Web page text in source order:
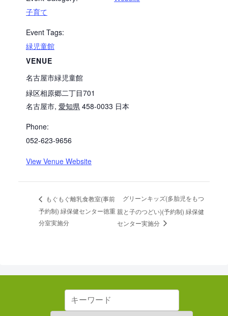
子育て
Event Tags:
緑児童館
VENUE
名古屋市緑児童館
緑区相原郷二丁目701
名古屋市, 愛知県 458-0033 日本
Phone:
052-623-9656
View Venue Website
もぐもぐ離乳食教室(事前
予約制) 緑保健センター徳重
分室実施分
グリーンキッズ(多胎児をもつ
親と子のつどい)(予約制) 緑保健
センター実施分